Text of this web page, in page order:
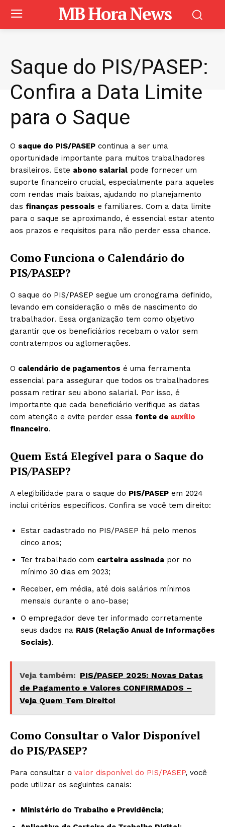
MB Hora News
Saque do PIS/PASEP:
Confira a Data Limite
para o Saque
O saque do PIS/PASEP continua a ser uma
oportunidade importante para muitos trabalhadores
brasileiros. Este abono salarial pode fornecer um
suporte financeiro crucial, especialmente para aqueles
com rendas mais baixas, ajudando no planejamento
das finanças pessoais e familiares. Com a data limite
para o saque se aproximando, é essencial estar atento
aos prazos e requisitos para não perder essa chance.
Como Funciona o Calendário do
PIS/PASEP?
O saque do PIS/PASEP segue um cronograma definido,
levando em consideração o mês de nascimento do
trabalhador. Essa organização tem como objetivo
garantir que os beneficiários recebam o valor sem
contratempos ou aglomerações.
O calendário de pagamentos é uma ferramenta
essencial para assegurar que todos os trabalhadores
possam retirar seu abono salarial. Por isso, é
importante que cada beneficiário verifique as datas
com atenção e evite perder essa fonte de auxílio
financeiro.
Quem Está Elegível para o Saque do
PIS/PASEP?
A elegibilidade para o saque do PIS/PASEP em 2024
inclui critérios específicos. Confira se você tem direito:
Estar cadastrado no PIS/PASEP há pelo menos
cinco anos;
Ter trabalhado com carteira assinada por no
mínimo 30 dias em 2023;
Receber, em média, até dois salários mínimos
mensais durante o ano-base;
O empregador deve ter informado corretamente
seus dados na RAIS (Relação Anual de Informações
Sociais).
Veja também: PIS/PASEP 2025: Novas Datas
de Pagamento e Valores CONFIRMADOS –
Veja Quem Tem Direito!
Como Consultar o Valor Disponível
do PIS/PASEP?
Para consultar o valor disponível do PIS/PASEP, você
pode utilizar os seguintes canais:
Ministério do Trabalho e Previdência;